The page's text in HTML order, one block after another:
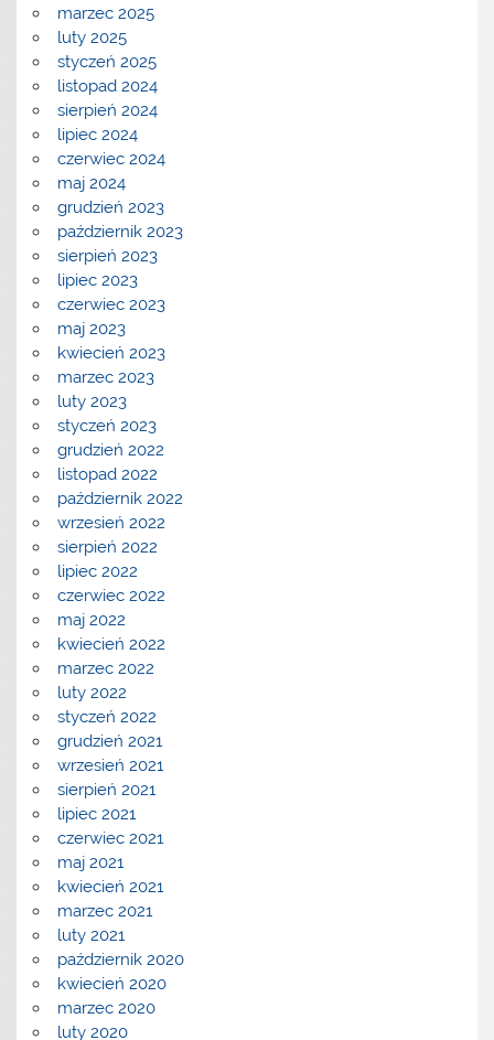
marzec 2025
luty 2025
styczeń 2025
listopad 2024
sierpień 2024
lipiec 2024
czerwiec 2024
maj 2024
grudzień 2023
październik 2023
sierpień 2023
lipiec 2023
czerwiec 2023
maj 2023
kwiecień 2023
marzec 2023
luty 2023
styczeń 2023
grudzień 2022
listopad 2022
październik 2022
wrzesień 2022
sierpień 2022
lipiec 2022
czerwiec 2022
maj 2022
kwiecień 2022
marzec 2022
luty 2022
styczeń 2022
grudzień 2021
wrzesień 2021
sierpień 2021
lipiec 2021
czerwiec 2021
maj 2021
kwiecień 2021
marzec 2021
luty 2021
październik 2020
kwiecień 2020
marzec 2020
luty 2020